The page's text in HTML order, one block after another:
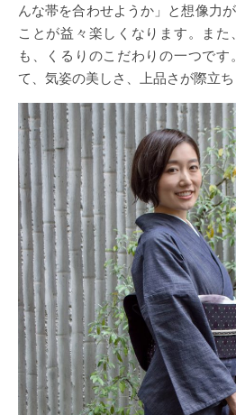
んな帯を合わせようか」と想像力
ことが益々楽しくなります。また
も、くるりのこだわりの一つで
て、気姿の美しさ、上品さが際立ち